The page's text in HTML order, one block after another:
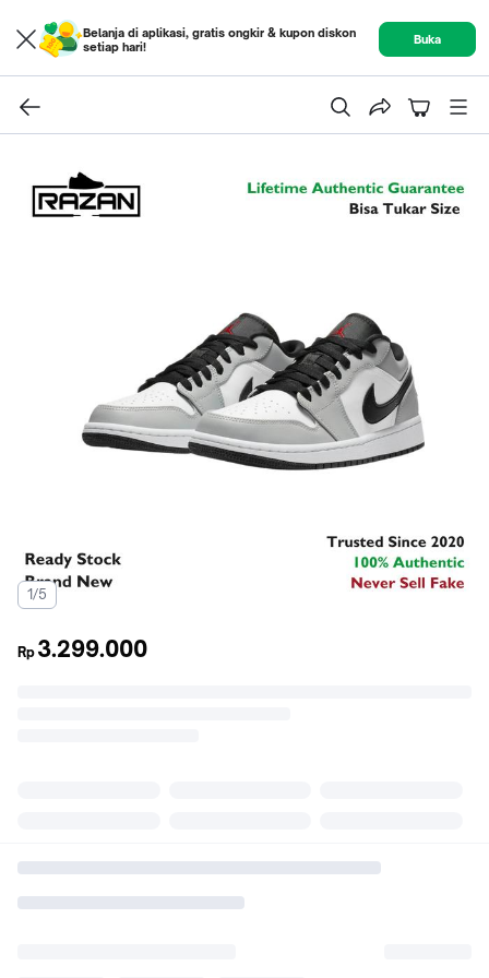
Belanja di aplikasi, gratis ongkir & kupon diskon
setiap hari!
Buka
1/5
Rp 3.299.000